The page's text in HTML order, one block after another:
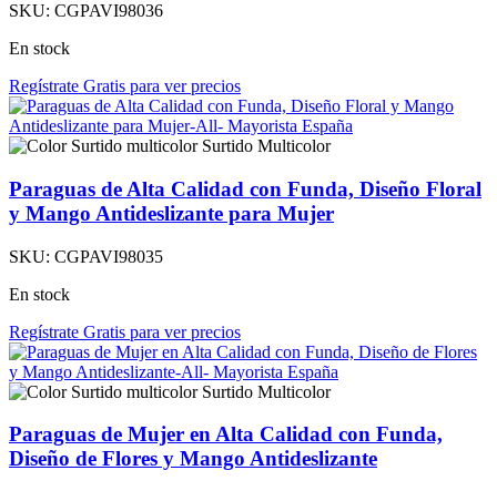
SKU: CGPAVI98036
En stock
Regístrate Gratis para ver precios
Surtido Multicolor
Paraguas de Alta Calidad con Funda, Diseño Floral
y Mango Antideslizante para Mujer
SKU: CGPAVI98035
En stock
Regístrate Gratis para ver precios
Surtido Multicolor
Paraguas de Mujer en Alta Calidad con Funda,
Diseño de Flores y Mango Antideslizante